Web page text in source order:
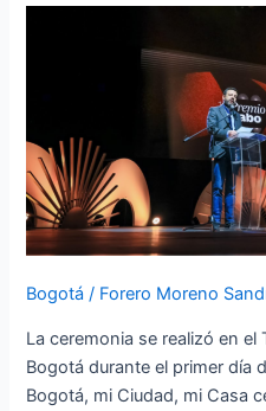
Bogotá / Forero Moreno
La ceremonia se realizó en el
Bogotá durante el primer día
Bogotá, mi Ciudad, mi Casa
Bogotá
periodismo
y
celebró
un
nuevo
aporte
BiblioRed